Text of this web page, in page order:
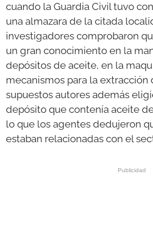
cuando la Guardia Civil tuvo
una almazara de la citada
investigadores comprobaron
un gran conocimiento en la
depósitos de aceite, en la
mecanismos para la extracción
supuestos autores además
depósito que contenía aceite
lo que los agentes dedujeron
estaban relacionadas con el